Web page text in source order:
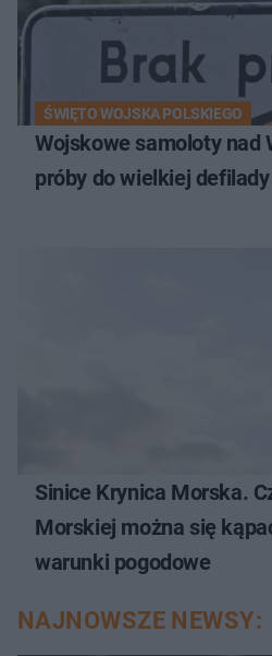
ŚWIĘTO WOJSKA POLSKIEGO
Wojskowe samoloty nad
próby do wielkiej
Sinice Krynica Morska.
Morskiej można się
warunki pogodowe
NAJNOWSZE NEWSY: